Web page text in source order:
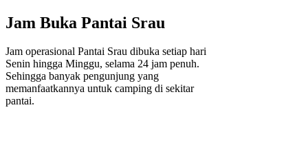
Jam Buka Pantai Srau
Jam operasional Pantai Srau dibuka setiap hari
Senin hingga Minggu, selama 24 jam penuh.
Sehingga banyak pengunjung yang
memanfaatkannya untuk camping di sekitar
pantai.